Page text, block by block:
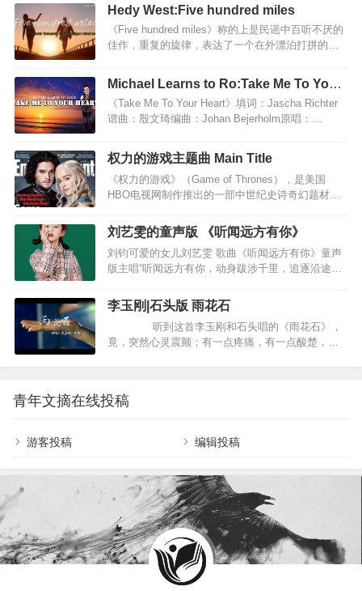
乎眼泪要落下来听到更多的是无奈迷人的口哨神曲
《Caravan》，有一种旅行的轻松与惬意这是一首空
灵而富有穿透力的曲子，闭上眼睛跟随曲子的律
动，时而遨游于天际，时而策马扬鞭于茫茫无垠草
原，时而感受岁月俗风的温柔流淌，不着边际，神
游天外，怡然亦然。这首《Caravan》，轻松，鲜
活，优美，律动，让人内在舒心，惬意。现代都市
人，聆听这样的音符，没有年代感，没有听不懂的
尴…
Hedy West:Five hundred miles
《Five hundred miles》称的上是民谣中百听不厌的
佳作，重复的旋律，表达了一个在外漂泊打拼的游
去往何方？火车不停地走，一百里，二百里，三百
里，四百里，五百里，此刻，游子离家已有五百
里。away from home”重复数次,表达了游子对家的
眷恋。歌词中段叙说游子在外奔波的辛酸，衣衫褴
way”反复出现，充分表明游子的无可奈何，穷困在
异地，这样怎么回家啊，怎么去面对那些关心自己
的亲人啊。结尾…
Michael Learns to Ro:Take Me To Your
Heart
《Take Me To Your Heart》填词：Jascha Richter
谱曲：殷文琦编曲：Johan Bejerholm原唱：
snow藏身于雨雪之中Trying to forget but I won't let
go努力忘记,但我怎能就这样离去Looking at a
crowded street看着熙熙攘攘的街道Listening to my
own heart beat却只能听见自…
权力的游戏主题曲 Main Title
《权力的游戏》（Game of Thrones），是美国
HBO电视网制作推出的一部中世纪史诗奇幻题材的
小说《冰与火之歌》系列。在2011年，美国HBO电
视网对《冰与火之歌》进行改编，拍成了《权力的
游戏》这部非常精彩的电视剧。其中的配乐非常震
撼，无与伦比。每次一听到觉得血液沸腾，纵横捭
阖的感觉，是一种大格局大史诗 ，脑中闪过无数画
面和家族旗帜。王者之气，霸气，威武，神圣不可
宽广并且富于感情，能表达深沉和忧…
刘艺雯的童声版 《听闻远方有你》
刘钧可爱的女儿刘艺雯 歌曲《听闻远方有你》童声
版主唱“听闻远方有你，动身跋涉千里，追逐沿途的
消息，陪你走过南北东西，相随永无别离。可不可
以爱你，我从来不曾歇息，像风走了万里，不问归
期。我吹过你吹过的风，这算不算相拥？我走过你
走过的路，这算不算相逢？我还是那么喜欢你，想
新。很多人认为歌曲《听闻远方有你》是一首情
歌，实际上是一首关于亲情的歌曲，近日，公益记
者陶凯龙、张…
李玉刚|石头版 雨花石
听到这首李玉刚和石头唱的《雨花石》，
竟，突然心灵震颤；有一点疼痛，有一点酸楚，有
凉的等待...因这份等待，无望的人生变得充实，漫
长的岁月充满希望——爱，不过是自己给自己空白
心灵的安慰罢，如鸦片，饮鸩止渴，却欲罢不能！
青年文摘在线投稿
游客投稿 编辑投稿